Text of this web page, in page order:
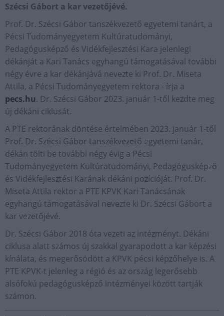
Szécsi Gábort a kar vezetőjévé.
Prof. Dr. Szécsi Gábor tanszékvezető egyetemi tanárt, a
Pécsi Tudományegyetem Kultúratudományi,
Pedagógusképző és Vidékfejlesztési Kara jelenlegi
dékánját a Kari Tanács egyhangú támogatásával további
négy évre a kar dékánjává nevezte ki Prof. Dr. Miseta
Attila, a Pécsi Tudományegyetem rektora - írja a
pecs.hu. Dr. Szécsi Gábor 2023. január 1-től kezdte meg
új dékáni ciklusát.
A PTE rektorának döntése értelmében 2023. január 1-től
Prof. Dr. Szécsi Gábor tanszékvezető egyetemi tanár,
dékán tölti be további négy évig a Pécsi
Tudományegyetem Kultúratudományi, Pedagógusképző
és Vidékfejlesztési Karának dékáni pozícióját. Prof. Dr.
Miseta Attila rektor a PTE KPVK Kari Tanácsának
egyhangú támogatásával nevezte ki Dr. Szécsi Gábort a
kar vezetőjévé.
Dr. Szécsi Gábor 2018 óta vezeti az intézményt. Dékáni
ciklusa alatt számos új szakkal gyarapodott a kar képzési
kínálata, és megerősödött a KPVK pécsi képzőhelye is. A
PTE KPVK-t jelenleg a régió és az ország legerősebb
alsófokú pedagógusképző intézményei között tartják
számon.